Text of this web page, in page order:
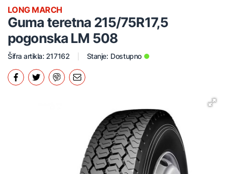
Guma teretna 215/75R17,5
pogonska LM 508
LONG MARCH
Šifra artikla: 217162 Stanje: Dostupno